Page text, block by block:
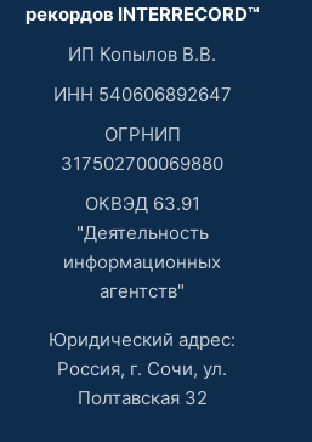
рекордов INTERRECORD™
ИП Копылов В.В.
ИНН 540606892647
ОГРНИП
317502700069880
ОКВЭД 63.91
"Деятельность
информационных
агентств"
Юридический адрес:
Россия, г. Сочи, ул.
Полтавская 32